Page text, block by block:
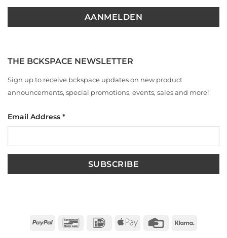
THE BCKSPACE NEWSLETTER
Sign up to receive bckspace updates on new product
announcements, special promotions, events, sales and more!
Email Address *
PayPal Bancontact
IDeal
Apple
Credit
Klarna